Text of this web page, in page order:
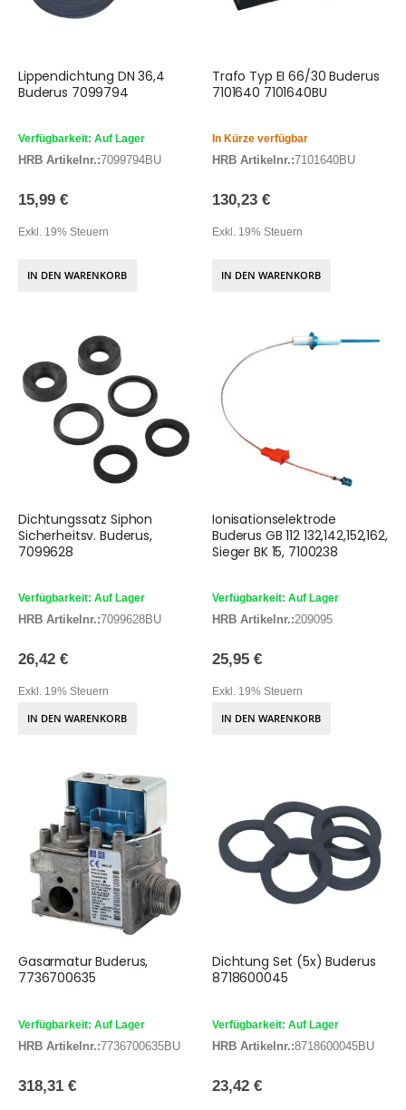
Lippendichtung DN 36,4
Buderus 7099794
Verfügbarkeit: Auf Lager
HRB Artikelnr.:7099794BU
15,99 €
Exkl. 19% Steuern
IN DEN WARENKORB
Trafo Typ EI 66/30 Buderus
7101640 7101640BU
In Kürze verfügbar
HRB Artikelnr.:7101640BU
130,23 €
Exkl. 19% Steuern
IN DEN WARENKORB
Dichtungssatz Siphon
Sicherheitsv. Buderus,
7099628
Verfügbarkeit: Auf Lager
HRB Artikelnr.:7099628BU
26,42 €
Exkl. 19% Steuern
IN DEN WARENKORB
Ionisationselektrode
Buderus GB 112 132,142,152,162,
Sieger BK 15, 7100238
Verfügbarkeit: Auf Lager
HRB Artikelnr.:209095
25,95 €
Exkl. 19% Steuern
IN DEN WARENKORB
Gasarmatur Buderus,
7736700635
Verfügbarkeit: Auf Lager
HRB Artikelnr.:7736700635BU
318,31 €
Dichtung Set (5x) Buderus
8718600045
Verfügbarkeit: Auf Lager
HRB Artikelnr.:8718600045BU
23,42 €